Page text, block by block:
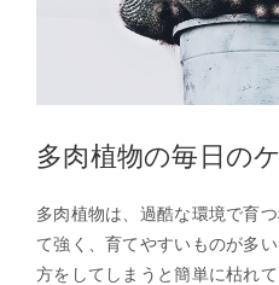
多肉植物の毎日の
多肉植物は、過酷な環境で育
て強く、育てやすいものが多
方をしてしまうと簡単に枯れ